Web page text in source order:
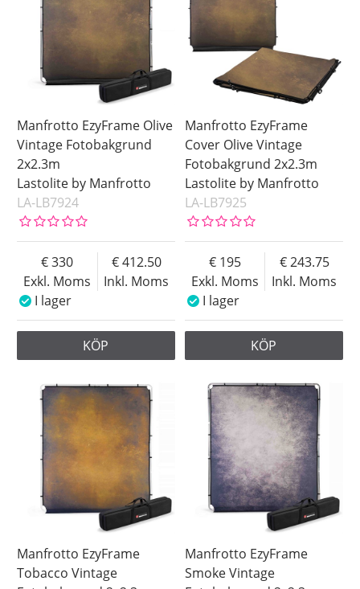
Manfrotto EzyFrame Olive
Vintage Fotobakgrund
2x2.3m
Lastolite by Manfrotto
LA-LB7924
Exkl. Moms
330
Inkl. Moms
412.50
I lager
KÖP
Manfrotto EzyFrame
Cover Olive Vintage
Fotobakgrund 2x2.3m
Lastolite by Manfrotto
LA-LB7925
Exkl. Moms
195
Inkl. Moms
243.75
I lager
KÖP
Manfrotto EzyFrame
Tobacco Vintage
Manfrotto EzyFrame
Smoke Vintage